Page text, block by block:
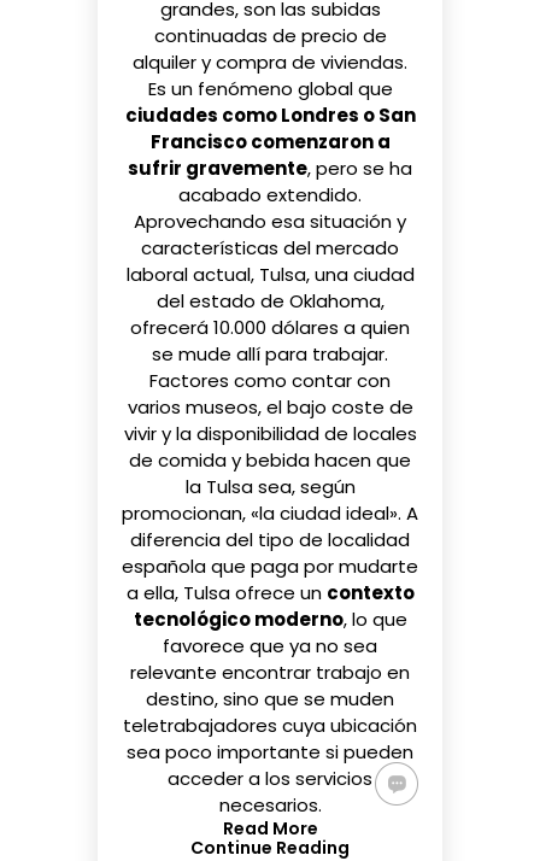
grandes, son las subidas
continuadas de precio de
alquiler y compra de viviendas.
Es un fenómeno globalque
ciudades como Londres o San
Francisco comenzaron a
sufrir gravemente, pero se ha
acabado extendido.
Aprovechando esa situación y
características del mercado
laboral actual, Tulsa, una ciudad
del estado de Oklahoma,
ofrecerá10.000 dólares a quien
se mude allípara trabajar.
Factores como contar con
varios museos, el bajo coste de
vivir y la disponibilidad de locales
de comida y bebida hacen que
la Tulsa sea, según
promocionan, «la ciudad ideal». A
diferencia del tipo de localidad
española que paga por mudarte
a ella, Tulsa ofrece un contexto
tecnológico moderno, lo que
favorece que ya no sea
relevante encontrar trabajo en
destino, sino que se muden
teletrabajadores cuya ubicación
sea poco importante si pueden
acceder a los servicios
necesarios.
Read More
Continue Reading